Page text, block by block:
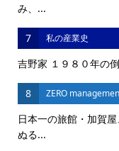
み、...
7 私の産業史
吉野家 １９８０年の
8 ZERO
日本一の旅館・加賀
ぬる...